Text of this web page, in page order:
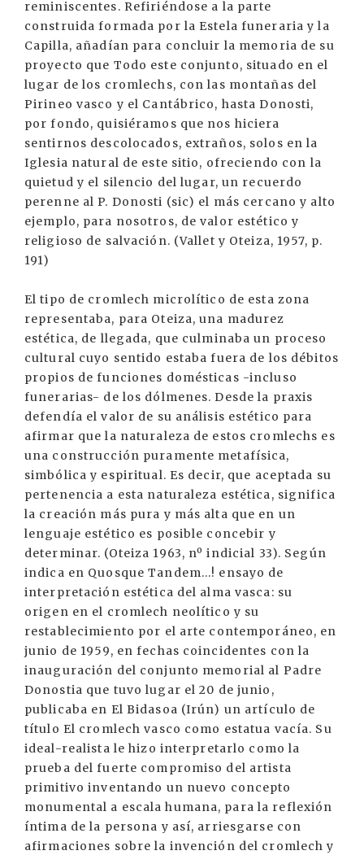
reminiscentes. Refiriéndose a la parte
construida formada por la Estela funeraria y la
Capilla, añadían para concluir la memoria de su
proyecto que Todo este conjunto, situado en el
lugar de los cromlechs, con las montañas del
Pirineo vasco y el Cantábrico, hasta Donosti,
por fondo, quisiéramos que nos hiciera
sentirnos descolocados, extraños, solos en la
Iglesia natural de este sitio, ofreciendo con la
quietud y el silencio del lugar, un recuerdo
perenne al P. Donosti (sic) el más cercano y alto
ejemplo, para nosotros, de valor estético y
religioso de salvación. (Vallet y Oteiza, 1957, p.
191)
El tipo de cromlech microlítico de esta zona
representaba, para Oteiza, una madurez
estética, de llegada, que culminaba un proceso
cultural cuyo sentido estaba fuera de los débitos
propios de funciones domésticas -incluso
funerarias- de los dólmenes. Desde la praxis
defendía el valor de su análisis estético para
afirmar que la naturaleza de estos cromlechs es
una construcción puramente metafísica,
simbólica y espiritual. Es decir, que aceptada su
pertenencia a esta naturaleza estética, significa
la creación más pura y más alta que en un
lenguaje estético es posible concebir y
determinar. (Oteiza 1963, nº indicial 33). Según
indica en Quosque Tandem...! ensayo de
interpretación estética del alma vasca: su
origen en el cromlech neolítico y su
restablecimiento por el arte contemporáneo, en
junio de 1959, en fechas coincidentes con la
inauguración del conjunto memorial al Padre
Donostia que tuvo lugar el 20 de junio,
publicaba en El Bidasoa (Irún) un artículo de
título El cromlech vasco como estatua vacía. Su
ideal-realista le hizo interpretarlo como la
prueba del fuerte compromiso del artista
primitivo inventando un nuevo concepto
monumental a escala humana, para la reflexión
íntima de la persona y así, arriesgarse con
afirmaciones sobre la invención del cromlech y